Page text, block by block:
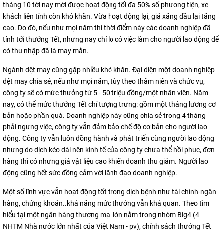
tháng 10 tới nay mới được hoạt động tối đa 50% số phương tiện, xe
khách liên tỉnh còn khó khăn. Vừa hoạt động lại, giá xăng dầu lại tăng
cao. Do đó, nếu như mọi năm thì thời điểm này các doanh nghiệp đã
tính tới thưởng Tết, nhưng nay chỉ lo có việc làm cho người lao động để
có thu nhập đã là may mắn.
Ngành dệt may cũng gặp nhiều khó khăn. Đại diện một doanh nghiệp
dệt may chia sẻ, nếu như mọi năm, tùy theo thâm niên và chức vụ,
công ty sẽ có mức thưởng từ 5 - 50 triệu đồng/một nhân viên. Năm
nay, có thể mức thưởng Tết chỉ tượng trưng: gồm một tháng lương cơ
bản hoặc phần quà. Doanh nghiệp này cũng chia sẻ trong 4 tháng
phải ngưng việc, công ty vẫn đảm bảo chế độ cơ bản cho người lao
động. Công ty vẫn luôn đồng hành và phát triển cùng người lao động
nhưng do dịch kéo dài nên kinh tế của công ty chưa thể hồi phục, đơn
hàng thì có nhưng giá vật liệu cao khiến doanh thu giảm. Người lao
động cũng hết sức đồng cảm với lãnh đạo doanh nghiệp.
Một số lĩnh vực vẫn hoạt động tốt trong dịch bệnh như tài chính-ngân
hàng, chứng khoán..khả năng mức thưởng vẫn khả quan. Theo tìm
hiểu tại một ngân hàng thương mại lớn nằm trong nhóm Big4 (4
NHTM Nhà nước lớn nhất của Việt Nam - pv), chính sách thưởng Tết